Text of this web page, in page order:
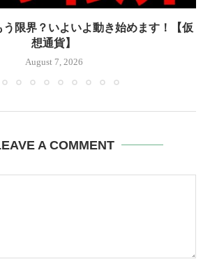
う限界？いよいよ動き始めます！【仮
想通貨】
August 7, 2026
A COMMENT